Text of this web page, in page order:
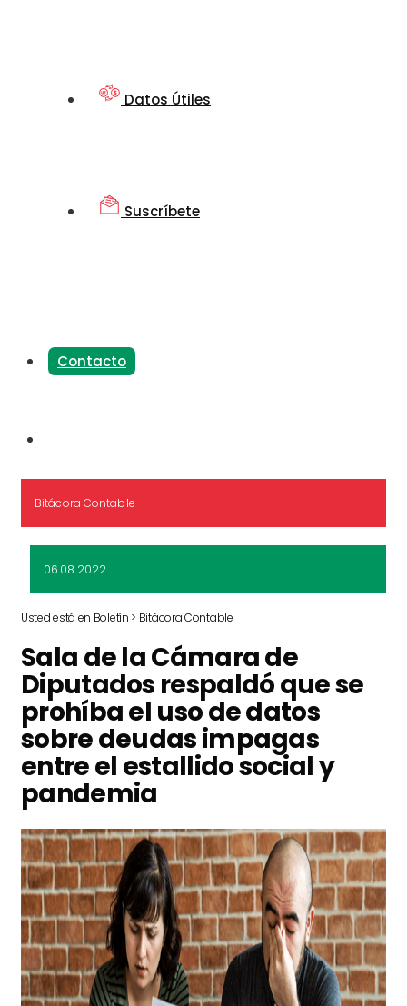
Datos Útiles
Suscríbete
Contacto
Bitácora Contable
06.08.2022
Usted está en Boletín > Bitácora Contable
Sala de la Cámara de
Diputados respaldó que se
prohíba el uso de datos
sobre deudas impagas
entre el estallido social y
pandemia